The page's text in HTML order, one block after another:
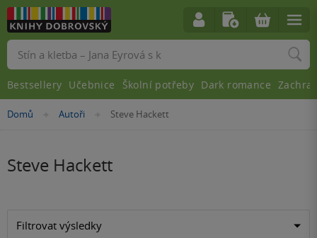
Nacházíte
Domů »Autoři »
Steve Hackett
Steve Hackett
Filtrovat výsledky
Vyhledávání
Bestsellery Učebnice Školní potřeby Dark romance